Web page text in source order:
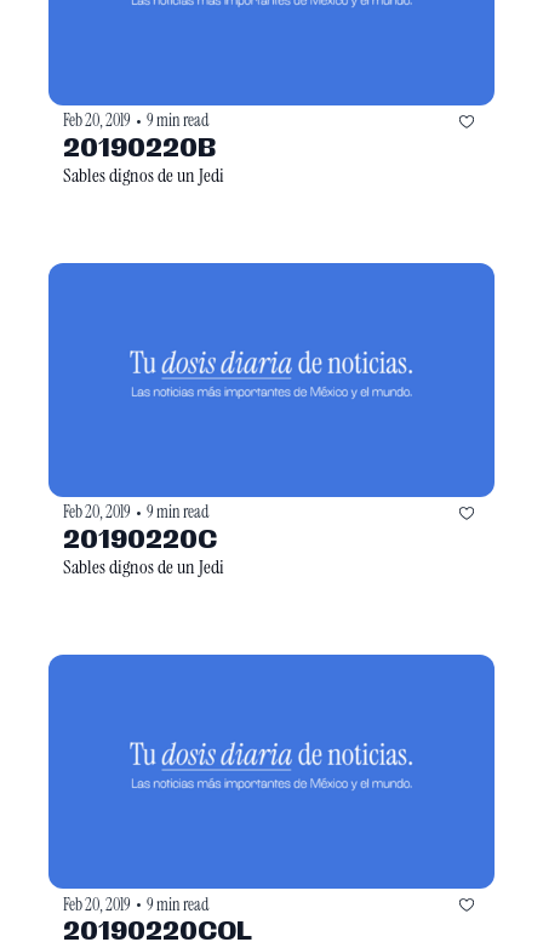
Feb 20, 2019 • 9 min read
20190220B
Sables dignos de un Jedi
Feb 20, 2019 • 9 min read
20190220C
Sables dignos de un Jedi
Feb 20, 2019 • 9 min read
20190220COL